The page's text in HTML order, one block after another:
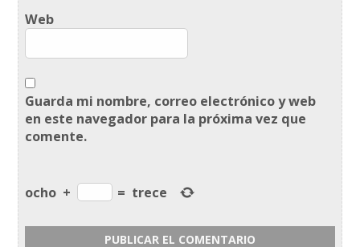
Web
Guarda mi nombre, correo electrónico y web
en este navegador para la próxima vez que
comente.
ocho + = trece